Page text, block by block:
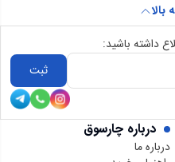
درباره چارسوق
درباره ما
داشته باشید:
ثبت